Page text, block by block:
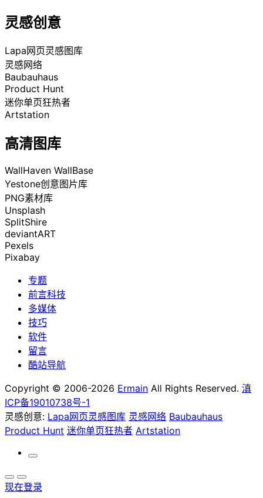
灵感创意
Lapa网页灵感图库
灵感网络
Baubauhaus
Product Hunt
迷你单页狂热者
Artstation
高清图库
WallHaven WallBase
Yestone创意图片库
PNG素材库
Unsplash
SplitShire
deviantART
Pexels
Pixabay
专题
前言科技
多媒体
技巧
软件
留言
酷站导航
Copyright © 2006-2026 Ermain All Rights Reserved. 滇
ICP备19010738号-1
灵感创意: Lapa网页灵感图库 灵感网络 Baubauhaus
Product Hunt 迷你单页狂热者 Artstation
现在登录